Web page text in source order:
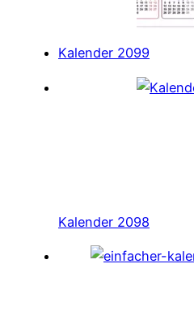
Kalender 2099
Kalender 2098